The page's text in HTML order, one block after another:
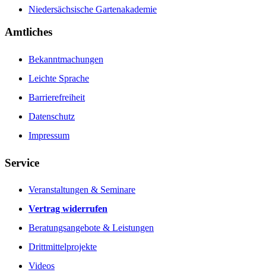
Niedersächsische Gartenakademie
Amtliches
Bekanntmachungen
Leichte Sprache
Barrierefreiheit
Datenschutz
Impressum
Service
Veranstaltungen & Seminare
Vertrag widerrufen
Beratungsangebote & Leistungen
Drittmittelprojekte
Videos